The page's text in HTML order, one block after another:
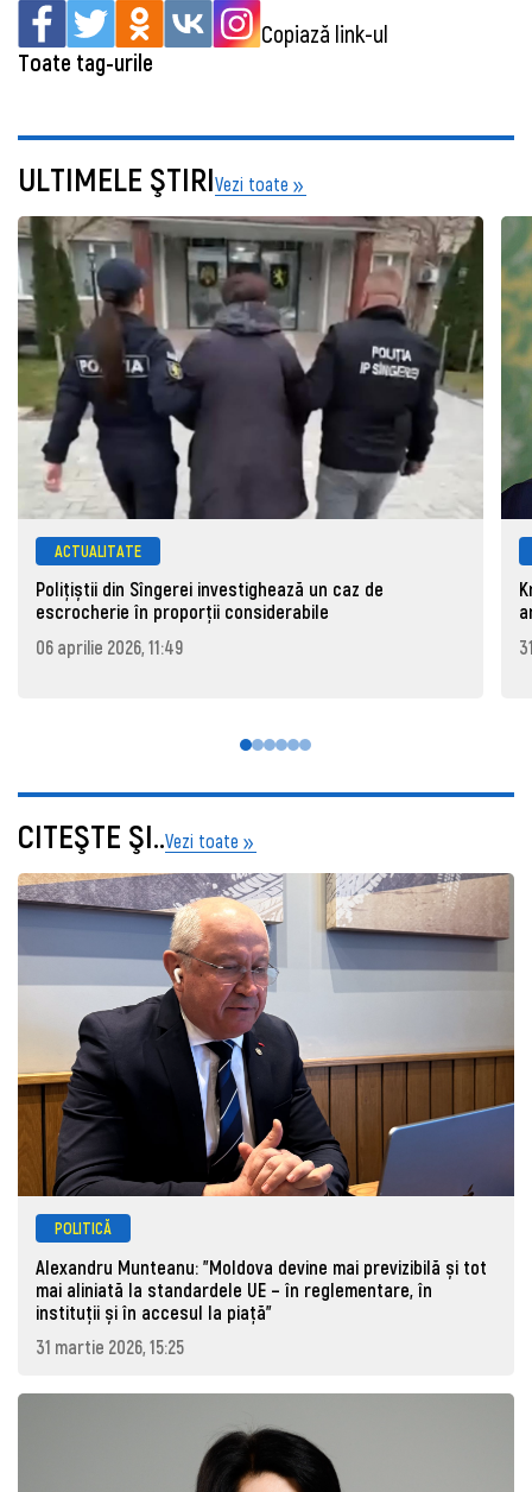
Copiază link-ul
Toate tag-urile
ULTIMELE ŞTIRIVezi toate
ACTUALITATE
Polițiștii din Sîngerei investighează un caz de
escrocherie în proporții considerabile
06 aprilie 2026, 11:49
CITEŞTE ŞI..Vezi toate
POLITICĂ
Alexandru Munteanu: "Moldova devine mai previzibilă și tot
mai aliniată la standardele UE – în reglementare, în
instituții și în accesul la piață"
31 martie 2026, 15:25